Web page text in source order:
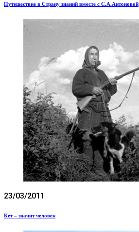
Путешествие в Страну знаний вместе с С.А.Антоновой
23/03/2011
Кет – значит человек